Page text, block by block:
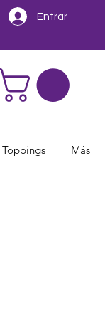
Entrar
Toppings Más